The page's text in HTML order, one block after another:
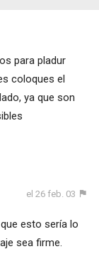
para pladur
coloques el
ya que son
el 26 feb. 03
esto sería lo
sea firme.